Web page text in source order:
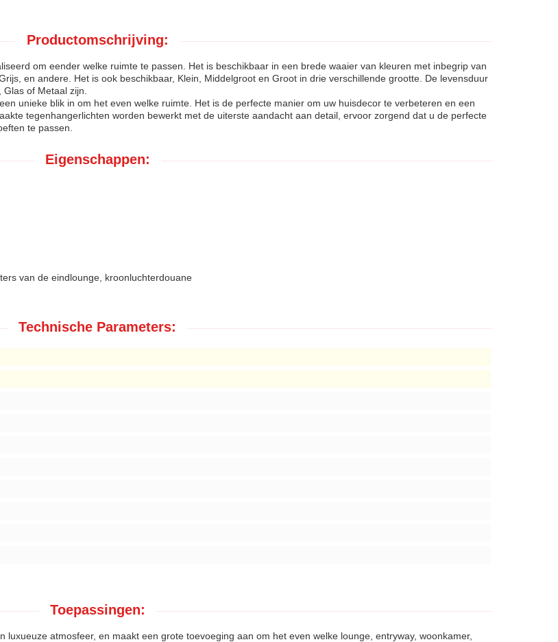
Productomschrijving:
om eender welke ruimte te passen. Het is beschikbaar in een brede waaier van kleuren met inbegrip van
en andere. Het is ook beschikbaar, Klein, Middelgroot en Groot in drie verschillende grootte. De levensduur
of Metaal zijn.
unieke blik in om het even welke ruimte. Het is de perfecte manier om uw huisdecor te verbeteren en een
tegenhangerlichten worden bewerkt met de uiterste aandacht aan detail, ervoor zorgend dat u de perfecte
te passen.
Eigenschappen:
van de eindlounge, kroonluchterdouane
Technische Parameters:
Toepassingen:
atmosfeer, en maakt een grote toevoeging aan om het even welke lounge, entryway, woonkamer,